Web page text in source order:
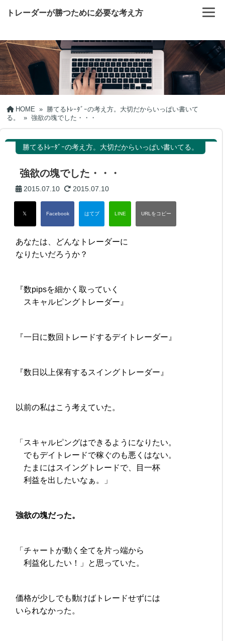
トレーダーが勝つために必要な考え方
HOME » 勝てるﾄﾚｰﾀﾞｰの考え方。大切だからいっぱい書いて
る。
» 強欲の塊でした・・・
勝てるﾄﾚｰﾀﾞｰの考え方。大切だからいっぱい書いてる。
強欲の塊でした・・・
2015.07.10 2015.07.10
あなたは、どんなトレーダーに
なりたいだろうか？
『数pipsを細かく取っていく
スキャルピングトレーダー』
『一日に数回トレードするデイトレーダー』
『数日以上保有するスイングトレーダー』
以前の私はこう考えていた。
「スキャルピングはできるようになりたい。
でもデイトレードで稼ぐのも悪くはない。
たまにはスイングトレードで、目一杯
利益を出したいなぁ。」
強欲の塊だった。
「チャートが動く全てを片っ端から
利益化したい！」と思っていた。
価格が少しでも動けばトレードせずには
いられなかった。